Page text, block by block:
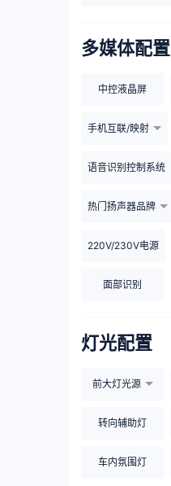
多媒体配置
中控液晶屏
手机互联/映射
语音识别控制系统
热门扬声器品牌
220V/230V电源
面部识别
灯光配置
前大灯光源
转向辅助灯
车内氛围灯